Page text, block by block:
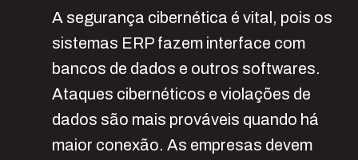
A segurança cibernética é vital, pois os
sistemas ERP fazem interface com
bancos de dados e outros softwares.
Ataques cibernéticos e violações de
dados são mais prováveis quando há
maior conexão. As empresas devem